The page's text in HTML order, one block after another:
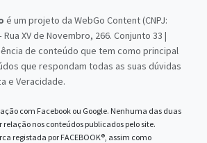
é um projeto da WebGo Content (CNPJ:
Rua XV de Novembro, 266. Conjunto 33 |
de conteúdo que tem como principal
que respondam todas as suas dúvidas
e Veracidade.
com Facebook ou Google. Nenhuma das duas
nos conteúdos publicados pelo site.
registada por FACEBOOK®, assim como